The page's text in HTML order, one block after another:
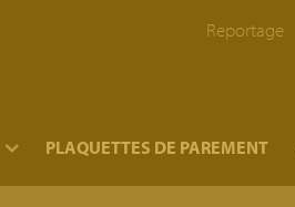
Reportage
PLAQUETTES DE PAREMENT